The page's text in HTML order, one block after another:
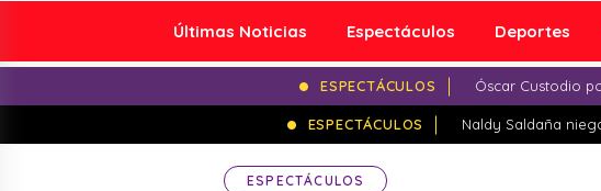
Últimas Noticias Espectáculos Deportes
ESPECTÁCULOS Óscar Custodio
ESPECTÁCULOS Naldy Saldaña
ESPECTÁCULOS